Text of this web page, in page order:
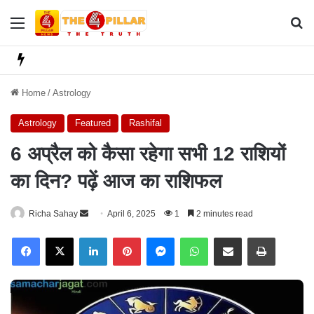
Menu
Home / Astrology
Astrology Featured Rashifal
6 अप्रैल को कैसा रहेगा सभी 12 राशियों
का दिन? पढ़ें आज का राशिफल
Richa Sahay
n
d
a
April 6, 2025 1 2 minutes read
X